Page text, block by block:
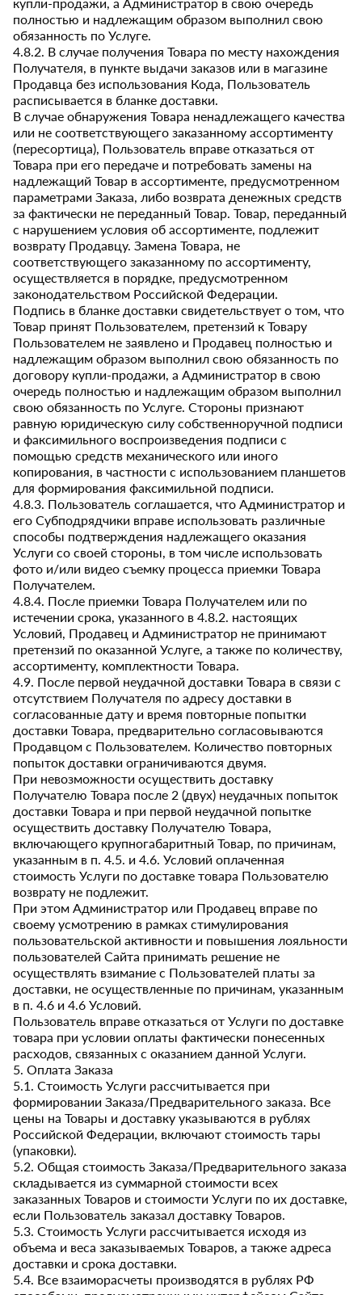
полностью и надлежащим образом выполнил свою
обязанность по Услуге.
4.8.2. В случае получения Товара по месту нахождения
Получателя, в пункте выдачи заказов или в магазине
Продавца без использования Кода, Пользователь
расписывается в бланке доставки.
В случае обнаружения Товара ненадлежащего качества
или не соответствующего заказанному ассортименту
(пересортица), Пользователь вправе отказаться от
Товара при его передаче и потребовать замены на
надлежащий Товар в ассортименте, предусмотренном
параметрами Заказа, либо возврата денежных средств
за фактически не переданный Товар. Товар, переданный
с нарушением условия об ассортименте, подлежит
возврату Продавцу. Замена Товара, не
соответствующего заказанному по ассортименту,
осуществляется в порядке, предусмотренном
законодательством Российской Федерации.
Подпись в бланке доставки свидетельствует о том, что
Товар принят Пользователем, претензий к Товару
Пользователем не заявлено и Продавец полностью и
надлежащим образом выполнил свою обязанность по
договору купли-продажи, а Администратор в свою
очередь полностью и надлежащим образом выполнил
свою обязанность по Услуге. Стороны признают
равную юридическую силу собственноручной подписи
и факсимильного воспроизведения подписи с
помощью средств механического или иного
копирования, в частности с использованием планшетов
для формирования факсимильной подписи.
4.8.3. Пользователь соглашается, что Администратор и
его Субподрядчики вправе использовать различные
способы подтверждения надлежащего оказания
Услуги со своей стороны, в том числе использовать
фото и/или видео съемку процесса приемки Товара
Получателем.
4.8.4. После приемки Товара Получателем или по
истечении срока, указанного в 4.8.2. настоящих
Условий, Продавец и Администратор не принимают
претензий по оказанной Услуге, а также по количеству,
ассортименту, комплектности Товара.
4.9. После первой неудачной доставки Товара в связи с
отсутствием Получателя по адресу доставки в
согласованные дату и время повторные попытки
доставки Товара, предварительно согласовываются
Продавцом с Пользователем. Количество повторных
попыток доставки ограничиваются двумя.
При невозможности осуществить доставку
Получателю Товара после 2 (двух) неудачных попыток
доставки Товара и при первой неудачной попытке
осуществить доставку Получателю Товара,
включающего крупногабаритный Товар, по причинам,
указанным в п. 4.5. и 4.6. Условий оплаченная
стоимость Услуги по доставке товара Пользователю
возврату не подлежит.
При этом Администратор или Продавец вправе по
своему усмотрению в рамках стимулирования
пользовательской активности и повышения лояльности
пользователей Сайта принимать решение не
осуществлять взимание с Пользователей платы за
доставки, не осуществленные по причинам, указанным
в п. 4.6 и 4.6 Условий.
Пользователь вправе отказаться от Услуги по доставке
товара при условии оплаты фактически понесенных
расходов, связанных с оказанием данной Услуги.
5. Оплата Заказа
5.1. Стоимость Услуги рассчитывается при
формировании Заказа/Предварительного заказа. Все
цены на Товары и доставку указываются в рублях
Российской Федерации, включают стоимость тары
(упаковки).
5.2. Общая стоимость Заказа/Предварительного заказа
складывается из суммарной стоимости всех
заказанных Товаров и стоимости Услуги по их доставке,
если Пользователь заказал доставку Товаров.
5.3. Стоимость Услуги рассчитывается исходя из
объема и веса заказываемых Товаров, а также адреса
доставки и срока доставки.
5.4. Все взаиморасчеты производятся в рублях РФ